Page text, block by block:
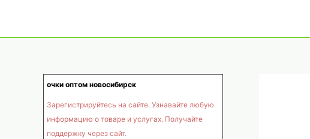
очки оптом новосибирск
Зарегистрируйтесь на сайте. Узнавайте любую
информацию о товаре и услугах. Получайте
поддержку через сайт.